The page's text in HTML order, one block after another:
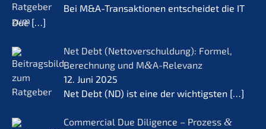
Bei M&A-Transaktionen entschei­det die IT
Due […]
Net Debt (Netto­ver­schul­dung): Formel,
Berech­nung und M&A-Relevanz
12. Juni 2025
Net Debt (ND) ist eine der wichtigs­ten […]
Commer­cial Due Diligence – Prozess &